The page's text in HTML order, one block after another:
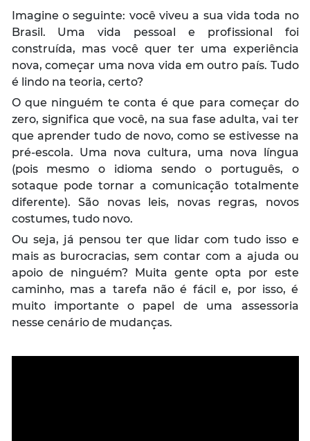
Imagine o seguinte: você viveu a sua vida toda no
Brasil. Uma vida pessoal e profissional foi
construída, mas você quer ter uma experiência
nova, começar uma nova vida em outro país. Tudo
é lindo na teoria, certo?
O que ninguém te conta é que para começar do
zero, significa que você, na sua fase adulta, vai ter
que aprender tudo de novo, como se estivesse na
pré-escola. Uma nova cultura, uma nova língua
(pois mesmo o idioma sendo o português, o
sotaque pode tornar a comunicação totalmente
diferente). São novas leis, novas regras, novos
costumes, tudo novo.
Ou seja, já pensou ter que lidar com tudo isso e
mais as burocracias, sem contar com a ajuda ou
apoio de ninguém? Muita gente opta por este
caminho, mas a tarefa não é fácil e, por isso, é
muito importante o papel de uma assessoria
nesse cenário de mudanças.